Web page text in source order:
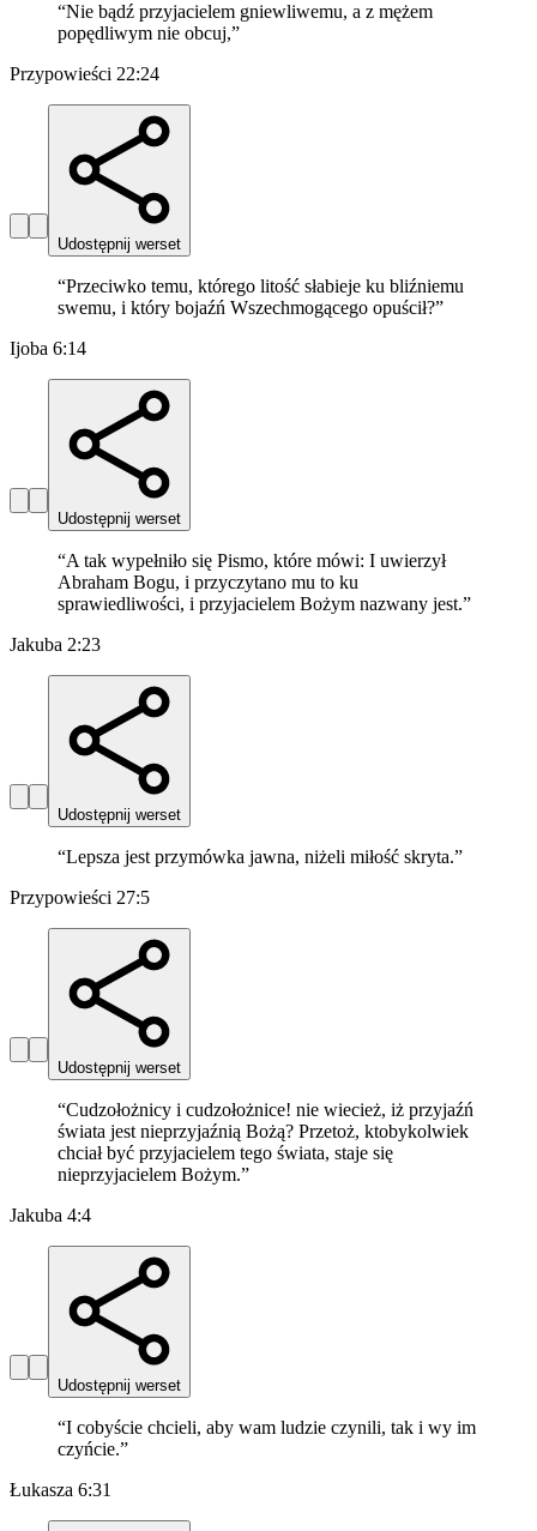
“Nie bądź przyjacielem gniewliwemu, a z mężem
popędliwym nie obcuj,”
Przypowieści 22:24
Udostępnij werset
“Przeciwko temu, którego litość słabieje ku bliźniemu
swemu, i który bojaźń Wszechmogącego opuścił?”
Ijoba 6:14
Udostępnij werset
“A tak wypełniło się Pismo, które mówi: I uwierzył
Abraham Bogu, i przyczytano mu to ku
sprawiedliwości, i przyjacielem Bożym nazwany jest.”
Jakuba 2:23
Udostępnij werset
“Lepsza jest przymówka jawna, niżeli miłość skryta.”
Przypowieści 27:5
Udostępnij werset
“Cudzołożnicy i cudzołożnice! nie wiecież, iż przyjaźń
świata jest nieprzyjaźnią Bożą? Przetoż, ktobykolwiek
chciał być przyjacielem tego świata, staje się
nieprzyjacielem Bożym.”
Jakuba 4:4
Udostępnij werset
“I cobyście chcieli, aby wam ludzie czynili, tak i wy im
czyńcie.”
Łukasza 6:31